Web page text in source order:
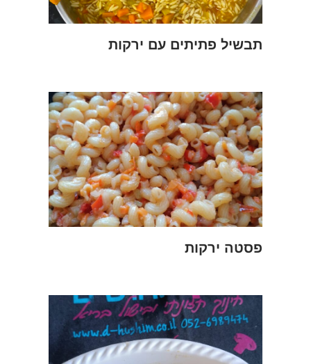
תבשיל פתיתים עם ירקות
פסטה ירקות